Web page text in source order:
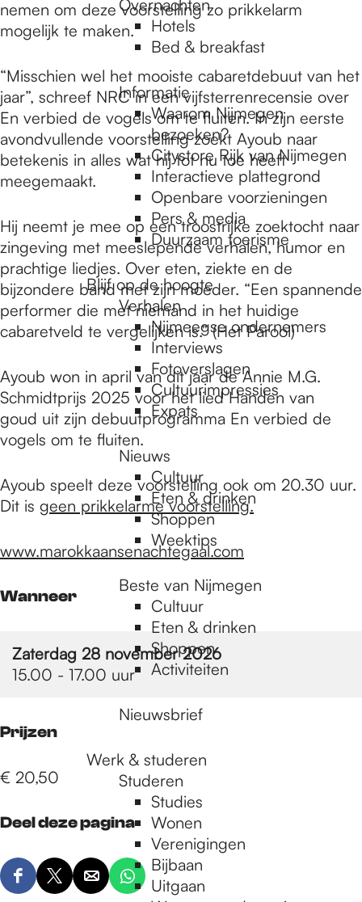
Overnachten
Hotels
Bed & breakfast
Informatie
Waarom Nijmegen
bezoeken?
Citystore Rijk van Nijmegen
Interactieve plattegrond
Openbare voorzieningen
Pers & media
Duurzaam toerisme
Blijf op de hoogte
Verhalen
Nijmeegse ondernemers
Interviews
Fotoverslagen
Cultuurimpressies
Expats
Nieuws
Cultuur
Eten & drinken
Shoppen
Weektips
Beste van Nijmegen
Cultuur
Eten & drinken
Shoppen
Activiteiten
Nieuwsbrief
Werk & studeren
Studeren
Studies
Wonen
Verenigingen
Bijbaan
Uitgaan
nemen om deze voorstelling zo prikkelarm
mogelijk te maken.
“Misschien wel het mooiste cabaretdebuut van het
jaar”, schreef NRC in een vijfsterrenrecensie over
En verbied de vogels om te fluiten. In zijn eerste
avondvullende voorstelling zoekt Ayoub naar
betekenis in alles wat hij tot nu toe heeft
meegemaakt.
Hij neemt je mee op een troostrijke zoektocht naar
zingeving met meeslepende verhalen, humor en
prachtige liedjes. Over eten, ziekte en de
bijzondere band met zijn moeder. “Een spannende
performer die met niemand in het huidige
cabaretveld te vergelijken is.” (Het Parool)
Ayoub won in april van dit jaar de Annie M.G.
Schmidtprijs 2025 voor het lied Handen van
goud uit zijn debuutprogramma En verbied de
vogels om te fluiten.
Ayoub speelt deze voorstelling ook om 20.30 uur.
Dit is geen prikkelarme voorstelling.
www.marokkaansenachtegaal.com
Wanneer
Zaterdag 28 november 2026
15.00 - 17.00 uur
Prijzen
€ 20,50
Deel deze pagina
D
D
D
D